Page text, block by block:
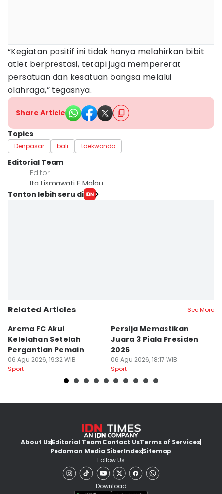
“Kegiatan positif ini tidak hanya melahirkan bibit
atlet berprestasi, tetapi juga mempererat
persatuan dan kesatuan bangsa melalui
olahraga,” tegasnya.
Share Article
Topics
Denpasar bali taekwondo
Editorial Team
Editor
Ita Lismawati F Malau
Tonton lebih seru di
Related Articles See More
Arema FC Akui
Kelelahan Setelah
Pergantian Pemain
06 Agu 2026, 19:32 WIB
Sport
Persija Memastikan
Juara 3 Piala Presiden
2026
06 Agu 2026, 18:17 WIB
Sport
About UsEditorial TeamContact UsTerms of Services
Pedoman Media SiberIndexSitemap
Follow Us
Download